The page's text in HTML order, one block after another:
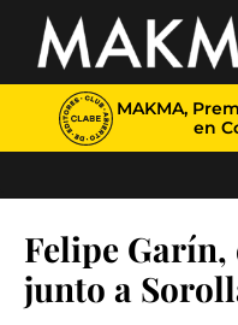
MAKMA,
en
Felipe Garín,
junto a